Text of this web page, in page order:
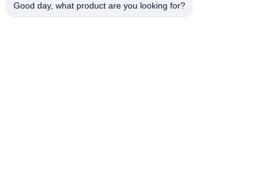
Bữa ăn nhẹ đậu rộng
Good day, what product are you looking for?